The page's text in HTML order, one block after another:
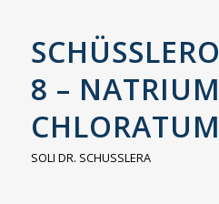
8 – NATRIUM
SOLI DR. SCHUSSLERA